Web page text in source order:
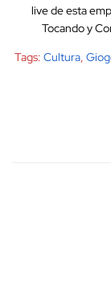
live de esta
Tocando y
Tags: Cultura,